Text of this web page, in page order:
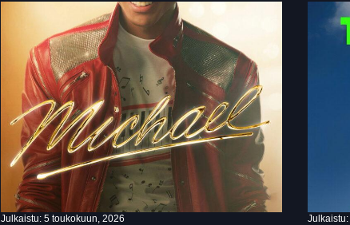
Julkaistu: 5 toukokuun, 2026 Julkaistu: